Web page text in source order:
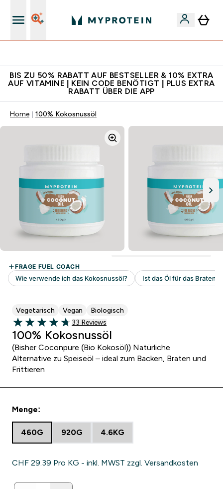
BIS ZU 50% RABATT AUF BESTSELLER & 10% EXTRA
AUF VITAMINE | KEIN CODE BENÖTIGT | PLUS EXTRA
RABATT ÜBER DIE APP
Home 100% Kokosnussöl
Vegetarisch Vegan Biologisch
4.73 out of 5 stars
33 customer reviews
33 Reviews
100% Kokosnussöl
(Bisher Coconpure (Bio Kokosöl)) Natürliche
Alternative zu Speiseöl – ideal zum Backen, Braten und
Frittieren
Menge:
460G 920G 4.6KG
CHF 29.39‎ Pro KG - inkl. MWST zzgl. Versandkosten